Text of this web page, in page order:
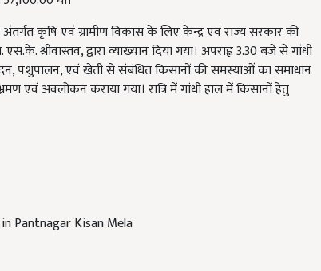
कृषि एवं ग्रामीण विकास के लिए केन्द्र एवं राज्य सरकार की
श्रीवास्तव, द्वारा व्याख्यान दिया गया। अपराह्न 3.30 बजे से गांधी
पशुपालन, एवं खेती से संबंधित किसानों की समस्याओं का समाधान
एवं अवलोकन कराया गया। रात्रि में गांधी हाल में किसानों हेतु
Pantnagar Kisan Mela